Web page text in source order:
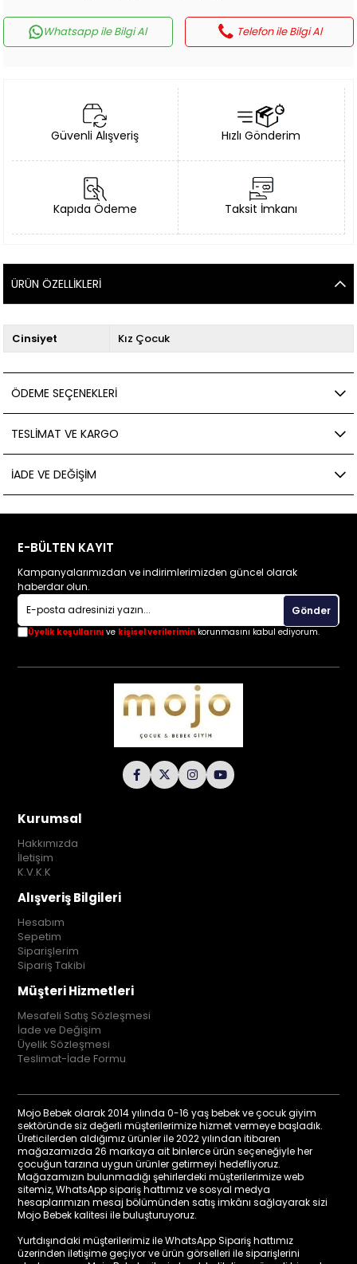
Whatsapp ile Bilgi Al Telefon ile Bilgi Al
Güvenli Alışveriş Hızlı Gönderim
Kapıda Ödeme Taksit İmkanı
ÜRÜN ÖZELLIKLERI
Cinsiyet Kız Çocuk
ÖDEME SEÇENEKLERI
TESLIMAT VE KARGO
İADE VE DEĞIŞIM
E-BÜLTEN KAYIT
Kampanyalarımızdan ve indirimlerimizden güncel olarak
haberdar olun.
Gönder
Üyelik koşullarını ve kişisel verilerimin korunmasını kabul ediyorum.
Kurumsal
Hakkımızda
İletişim
K.V.K.K
Alışveriş Bilgileri
Hesabım
Sepetim
Siparişlerim
Sipariş Takibi
Müşteri Hizmetleri
Mesafeli Satış Sözleşmesi
İade ve Değişim
Üyelik Sözleşmesi
Teslimat-İade Formu
Mojo Bebek olarak 2014 yılında 0-16 yaş bebek ve çocuk giyim
sektöründe siz değerli müşterilerimize hizmet vermeye başladık.
Üreticilerden aldığımız ürünler ile 2022 yılından itibaren
mağazamızda 26 markaya ait binlerce ürün seçeneğiyle her
çocuğun tarzına uygun ürünler getirmeyi hedefliyoruz.
Mağazamızın bulunmadığı şehirlerdeki müşterilerimize web
sitemiz, WhatsApp sipariş hattımız ve sosyal medya
hesaplarımızın mesaj bölümünden satış imkânı sağlayarak sizi
Mojo Bebek kalitesi ile buluşturuyoruz.
Yurtdışındaki müşterilerimiz ile WhatsApp Sipariş hattımız
üzerinden iletişime geçiyor ve ürün görselleri ile siparişlerini